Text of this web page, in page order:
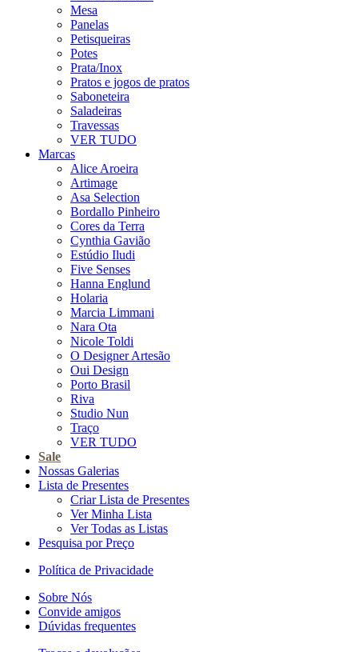
Mesa
Panelas
Petisqueiras
Potes
Prata/Inox
Pratos e jogos de pratos
Saboneteira
Saladeiras
Travessas
VER TUDO
Marcas
Alice Aroeira
Artimage
Asa Selection
Bordallo Pinheiro
Cores da Terra
Cynthia Gavião
Estúdio Iludi
Five Senses
Hanna Englund
Holaria
Marcia Limmani
Nara Ota
Nicole Toldi
O Designer Artesão
Oui Design
Porto Brasil
Riva
Studio Nun
Traço
VER TUDO
Sale
Nossas Galerias
Lista de Presentes
Criar Lista de Presentes
Ver Minha Lista
Ver Todas as Listas
Pesquisa por Preço
Política de Privacidade
Sobre Nós
Convide amigos
Dúvidas frequentes